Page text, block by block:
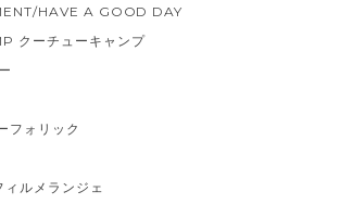
HAVE A GOOD DAY
クーチューキャンプ
ォリック
ルメランジェ